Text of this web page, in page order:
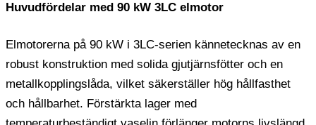
Huvudfördelar med 90 kW 3LC elmotor
Elmotorerna på 90 kW i 3LC-serien kännetecknas av en
robust konstruktion med solida gjutjärnsfötter och en
metallkopplingslåda, vilket säkerställer hög hållfasthet
och hållbarhet. Förstärkta lager med